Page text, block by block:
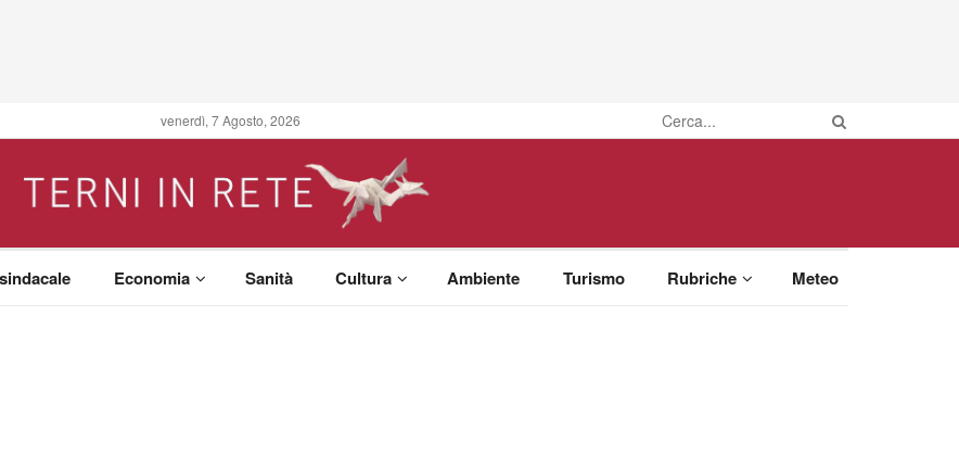
venerdì, 7 Agosto, 2026
Economia Sanità Cultura Ambiente Turismo Rubriche Meteo